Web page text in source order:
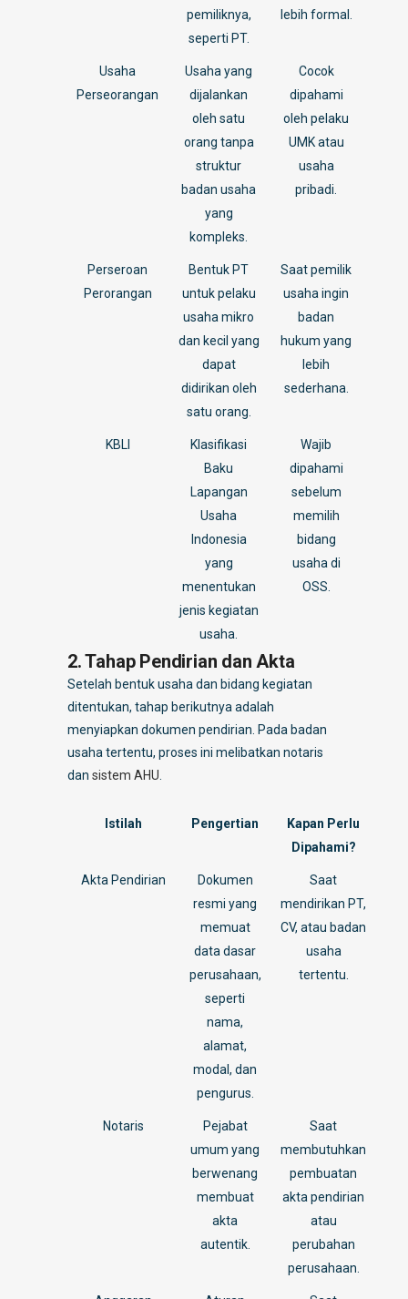
pemiliknya,
seperti PT.
lebih formal.
Usaha
Perseorangan
Usaha yang
dijalankan
oleh satu
orang tanpa
struktur
badan usaha
yang
kompleks.
Cocok
dipahami
oleh pelaku
UMK atau
usaha
pribadi.
Perseroan
Perorangan
Bentuk PT
untuk pelaku
usaha mikro
dan kecil yang
dapat
didirikan oleh
satu orang.
Saat pemilik
usaha ingin
badan
hukum yang
lebih
sederhana.
KBLI
Klasifikasi
Baku
Lapangan
Usaha
Indonesia
yang
menentukan
jenis kegiatan
usaha.
Wajib
dipahami
sebelum
memilih
bidang
usaha di
OSS.
2. Tahap Pendirian dan Akta
Setelah bentuk usaha dan bidang kegiatan
ditentukan, tahap berikutnya adalah
menyiapkan dokumen pendirian. Pada badan
usaha tertentu, proses ini melibatkan notaris
dan sistem AHU.
Istilah Pengertian
Kapan Perlu
Dipahami?
Akta Pendirian
Dokumen
resmi yang
memuat
data dasar
perusahaan,
seperti
nama,
alamat,
modal, dan
pengurus.
Saat
mendirikan PT,
CV, atau badan
usaha
tertentu.
Notaris
Pejabat
umum yang
berwenang
membuat
akta
autentik.
Saat
membutuhkan
pembuatan
akta pendirian
atau
perubahan
perusahaan.